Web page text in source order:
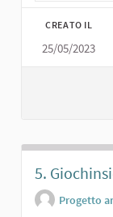
CREATO IL
25/05/2023
5.
Progetto